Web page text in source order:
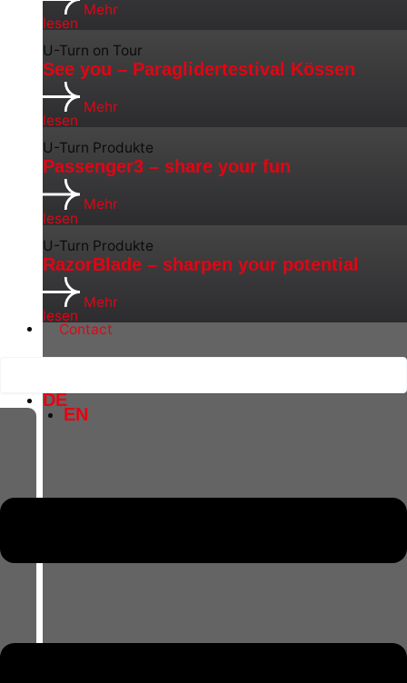
Mehr
lesen
U-Turn on Tour
See you – Paraglidertestival Kössen
Mehr
lesen
U-Turn Produkte
Passenger3 – share your fun
Mehr
lesen
U-Turn Produkte
RazorBlade – sharpen your potential
Mehr
lesen
Contact
DE
EN